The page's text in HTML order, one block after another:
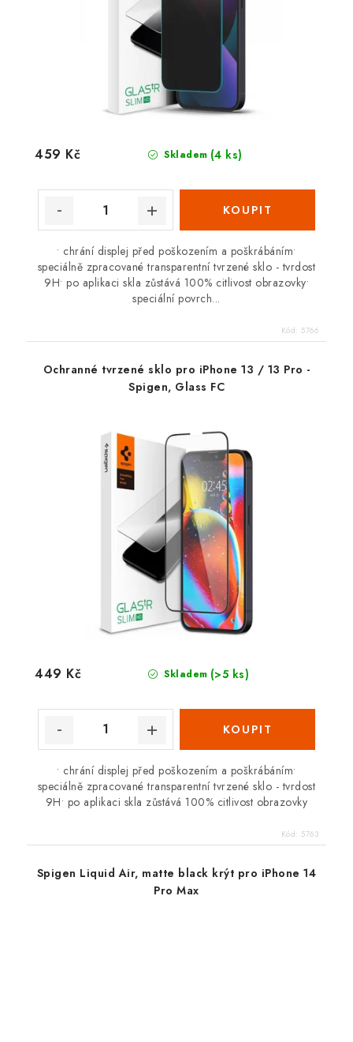
Skladem (4 ks)
459 Kč
• chrání displej před poškozením a poškrábáním•
speciálně zpracované transparentní tvrzené sklo - tvrdost
9H• po aplikaci skla zůstává 100% citlivost obrazovky•
speciální povrch...
Kód: 5766
Ochranné tvrzené sklo pro iPhone 13 / 13 Pro -
Spigen, Glass FC
Skladem (>5 ks)
449 Kč
• chrání displej před poškozením a poškrábáním•
speciálně zpracované transparentní tvrzené sklo - tvrdost
9H• po aplikaci skla zůstává 100% citlivost obrazovky
Kód: 5763
Spigen Liquid Air, matte black krýt pro iPhone 14
Pro Max